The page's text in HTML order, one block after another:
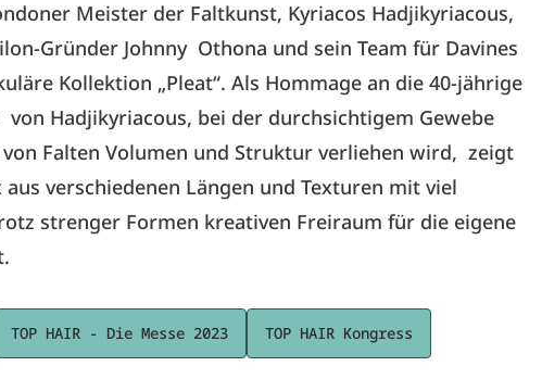
Meister der Faltkunst, Kyriacos Hadjikyriacous,
Gründer Johnny Othona und sein Team für Davines
Kollektion „Pleat“. Als Hommage an die 40-jährige
Hadjikyriacous, bei der durchsichtigem Gewebe
von Falten Volumen und Struktur verliehen wird, zeigt
aus verschiedenen Längen und Texturen mit viel
strenger Formen kreativen Freiraum für die eigene
TOP HAIR - Die Messe 2023 TOP HAIR Kongress